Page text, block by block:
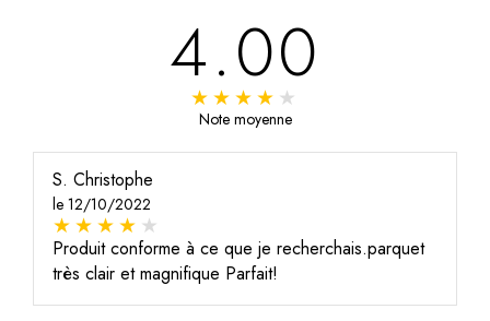
S. Christophe
le 12/10/2022
Produit conforme à ce que je recherchais.parquet
très clair et magnifique Parfait!
4.00
Note moyenne